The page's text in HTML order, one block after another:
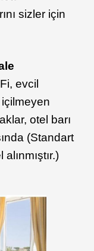
sizler için
evcil
otel barı
(Standart